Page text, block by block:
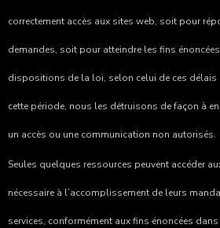
correctement accès aux sites web, soit pour
demandes, soit pour atteindre les fins
dispositions de la loi, selon celui de ces
cette période, nous les détruisons de façon à
un accès ou une communication non autorisés.
Seules quelques ressources peuvent accéder
nécessaire à l’accomplissement de leurs
services, conformément aux fins énoncées